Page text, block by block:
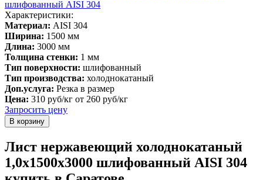
Характеристики:
Материал: AISI 304
Ширина: 1500 мм
Длина: 3000 мм
Толщина стенки: 1 мм
Тип поверхности: шлифованный
Тип производства: холоднокатаный
Доп.услуга: Резка в размер
Цена: 310 руб/кг от 260 руб/кг
Запросить цену
Лист нержавеющий холоднокатаный
1,0х1500х3000 шлифованный AISI 304